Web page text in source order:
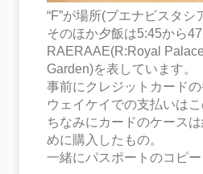
“F”が場所(ブエナビスタ
そのほか夕飯は5:45から
RAERAAE(R:Royal
Garden)を表しています。
事前にクレジットカード
ウェイケイでの支払いは
ちなみにカードのケース
めに購入したもの。
一緒にパスポートのコピ